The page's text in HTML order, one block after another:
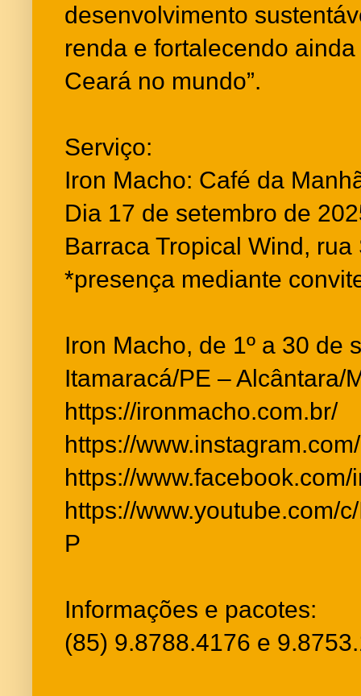
desenvolvimento
renda e fortalecendo
Ceará no mundo”.
Serviço:
Iron Macho: Café da
Dia 17 de setembro de
Barraca Tropical Wind,
*presença mediante
Iron Macho, de 1º a 30 de
Itamaracá/PE – Alcântara/
https://ironmacho.com.br/
https://
https://
https://www.youtube.com/
P
Informações e pacotes:
(85) 9.8788.4176 e